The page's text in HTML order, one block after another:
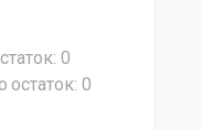
0
остаток: 0